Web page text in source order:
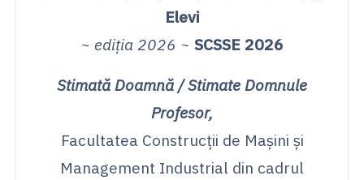
Elevi
~ ediția 2026 ~ SCSSE 2026
Stimată Doamnă / Stimate Domnule
Profesor,
Facultatea Construcții de Mașini și
Management Industrial din cadrul